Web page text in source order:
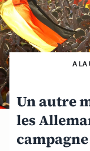
A LA
Un autre
les